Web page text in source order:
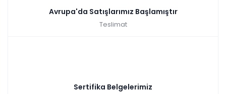
Avrupa'da Satışlarımız Başlamıştır
Teslimat
Sertifika Belgelerimiz